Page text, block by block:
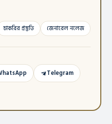
চাকরির প্রস্তুতি জেনারেল নলেজ
Telegram